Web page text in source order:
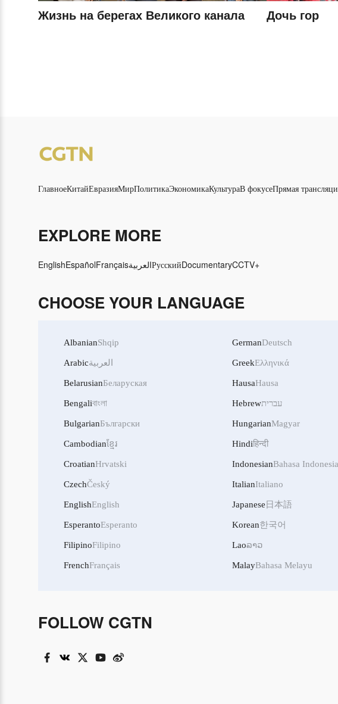
Жизнь на берегах Великого канала Дочь гор
ГлавноеКитайЕвразияМирПолитикаЭкономикаКультураВ фокусеПрямая
EXPLORE MORE
EnglishEspañolFrançaisالعربيةРусскийDocumentaryCCTV+
CHOOSE YOUR LANGUAGE
AlbanianShqip
Arabicالعربية
BelarusianБеларуская
Bengaliবাংলা
BulgarianБългарски
Cambodianខ្មែរ
CroatianHrvatski
CzechČeský
EnglishEnglish
EsperantoEsperanto
FilipinoFilipino
FrenchFrançais
GermanDeutsch
GreekΕλληνικά
HausaHausa
Hebrewעברית
HungarianMagyar
Hindiहिन्दी
IndonesianBahasa Indonesia
ItalianItaliano
Japanese 日本語
Korean한국어
Laoລາວ
MalayBahasa Melayu
FOLLOW CGTN